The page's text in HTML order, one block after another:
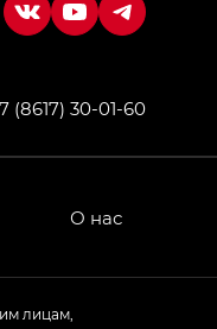
(8617) 30-01-60
О нас
лицам,